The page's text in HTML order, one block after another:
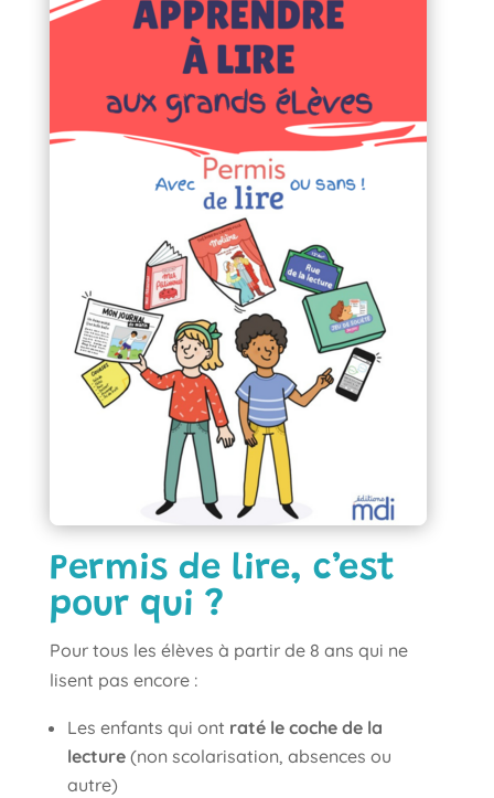
Permis de lire, c’est
pour qui ?
Pour tous les élèves à partir de 8 ans qui ne
lisent pas encore :
Les enfants qui ont raté le coche de la
lecture(non scolarisation, absences ou
autre)